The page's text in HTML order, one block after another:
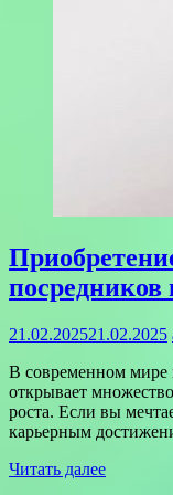
21.02.202521.02.2025
В современном мире
открывает
роста. Если вы
карьерным
Читать далее